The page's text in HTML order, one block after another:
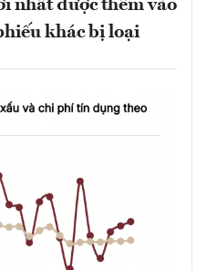
nhất được thêm vào
khác bị loại